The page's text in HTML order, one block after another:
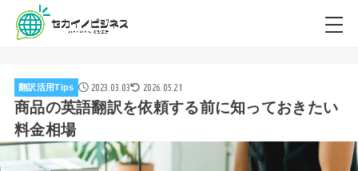
翻訳活用Tips 2023.03.03 2026.05.21
商品の英語翻訳を依頼する前に知っておきたい
料金相場